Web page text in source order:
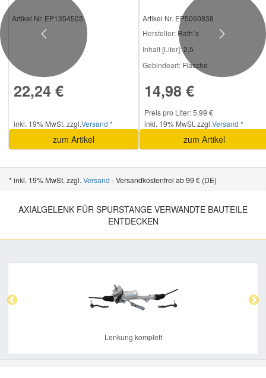
Artikel Nr. EP1354503
22,24 €
inkl. 19% MwSt. zzgl.Versand *
zum Artikel
Artikel Nr. EP5060838
Hersteller: Rath´s
Inhalt [Liter]:2,5
Gebindeart: Flasche
14,98 €
Preis pro Liter: 5,99 €
inkl. 19% MwSt. zzgl.Versand *
zum Artikel
Previous Next
* inkl. 19% MwSt. zzgl. Versand - Versandkostenfrei ab 99 € (DE)
AXIALGELENK FÜR SPURSTANGE VERWANDTE BAUTEILE
ENTDECKEN
Lenkung komplett
Nissan Ersatzteile
Porsche Ersatzteile
Seat Ersatzteile
Smart Ersatzteile
Suzuki Ersatzteile
Toyota Ersatzteile